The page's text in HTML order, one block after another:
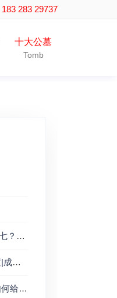
183 283 29737
十大公墓
Tomb
亡人还魂回煞怎么计算？怎么烧七？撞七该肿么办？
穿寿衣前需要净身|成都灵堂布置|成都殡仪馆火化守灵细节安排出殡前的准备工作
成都公墓烧纸钱步骤时间流程|如何给亡人烧纸钱包袱